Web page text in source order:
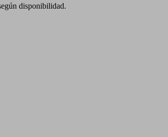
disponibilidad.